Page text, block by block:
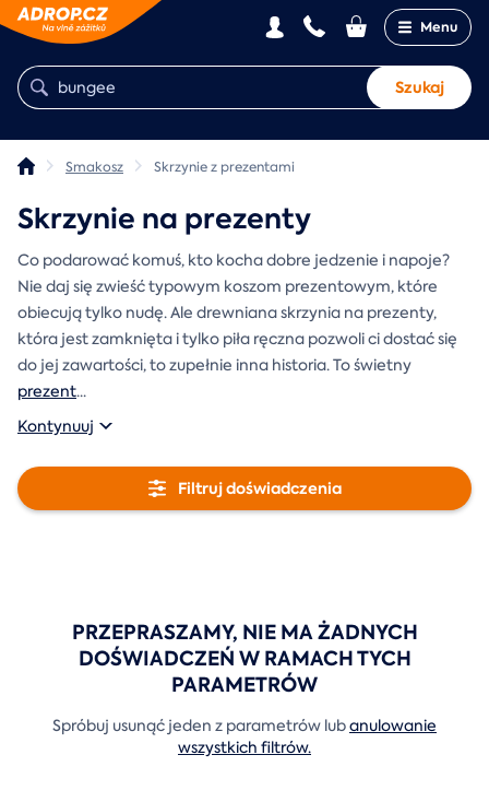
Menu
Szukaj
Smakosz Skrzynie z prezentami
Skrzynie na prezenty
Co podarować komuś, kto kocha dobre jedzenie i napoje?
Nie daj się zwieść typowym koszom prezentowym, które
obiecują tylko nudę. Ale drewniana skrzynia na prezenty,
która jest zamknięta i tylko piła ręczna pozwoli ci dostać się
do jej zawartości, to zupełnie inna historia. To świetny
prezent...
Kontynuuj
Filtruj doświadczenia
PRZEPRASZAMY, NIE MA ŻADNYCH
DOŚWIADCZEŃ W RAMACH TYCH
PARAMETRÓW
Spróbuj usunąć jeden z parametrów lubanulowanie
wszystkich filtrów.